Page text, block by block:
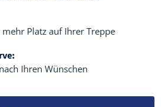
Platz auf Ihrer Treppe
Ihren Wünschen